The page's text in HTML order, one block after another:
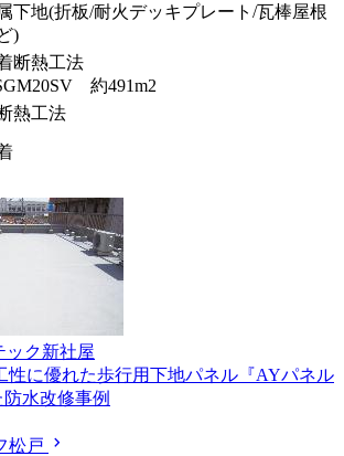
下地(折板/耐火デッキプレート/瓦棒屋根
)
断熱工法
約491m2
熱工法
ック新社屋
性に優れた歩行用下地パネル『AYパネル
水改修事例
松戸 chevron_right